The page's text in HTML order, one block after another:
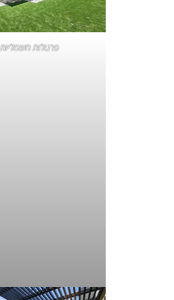
פרגולות